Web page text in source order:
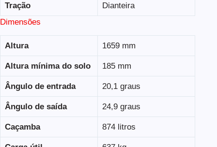
Tração
Dianteira
Dimensões
Altura 1659 mm
Altura mínima do solo 185 mm
Ângulo de entrada 20,1 graus
Ângulo de saída 24,9 graus
Caçamba 874 litros